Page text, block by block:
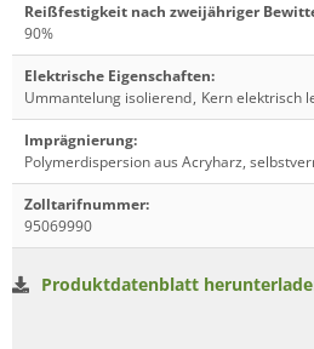
Reißfestigkeit nach zweijähriger
90%
Elektrische Eigenschaften:
Ummantelung isolierend, Kern elektrisch
Imprägnierung:
Polymerdispersion aus Acryharz,
Zolltarifnummer:
95069990
Produktdatenblatt